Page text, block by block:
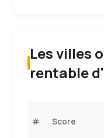
Les villes
rentable
# Score